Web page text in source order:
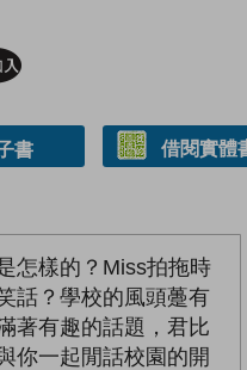
書 借閱實體
怎樣的？Miss拍拖時
話？學校的風頭躉有
著有趣的話題，君比
你一起閒話校園的開